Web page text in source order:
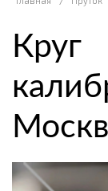
Круг